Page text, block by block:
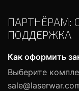
ПАРТНЁРАМ:
ПОДДЕРЖКА
Как оформить
Выберите